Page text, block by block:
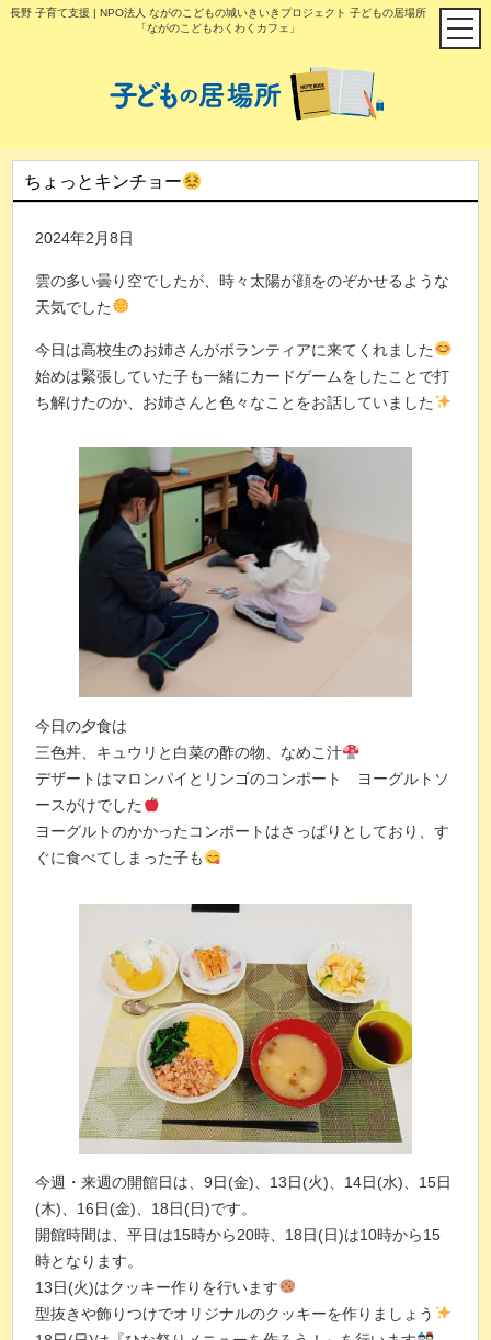
長野 子育て支援 | NPO法人 ながのこどもの城いきいきプロジェクト 子どもの居場所
「ながのこどもわくわくカフェ」
ちょっとキンチョー
2024年2月8日
雲の多い曇り空でしたが、時々太陽が顔をのぞかせるような
天気でした
今日は高校生のお姉さんがボランティアに来てくれました
始めは緊張していた子も一緒にカードゲームをしたことで打
ち解けたのか、お姉さんと色々なことをお話していました
今日の夕食は
三色丼、キュウリと白菜の酢の物、なめこ汁
デザートはマロンパイとリンゴのコンポート ヨーグルトソ
ースがけでした
ヨーグルトのかかったコンポートはさっぱりとしており、す
ぐに食べてしまった子も
今週・来週の開館日は、9日(金)、13日(火)、14日(水)、15日
(木)、16日(金)、18日(日)です。
開館時間は、平日は15時から20時、18日(日)は10時から15
時となります。
13日(火)はクッキー作りを行います
型抜きや飾りつけでオリジナルのクッキーを作りましょう